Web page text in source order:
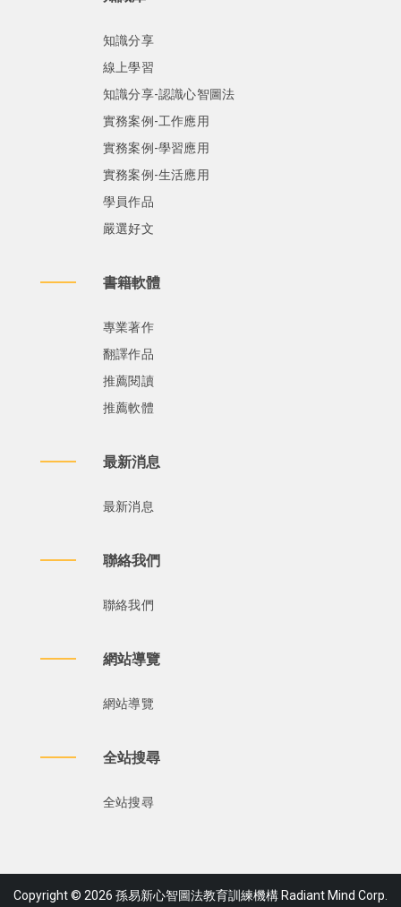
知識分享
線上學習
知識分享-認識心智圖法
實務案例-工作應用
實務案例-學習應用
實務案例-生活應用
學員作品
嚴選好文
書籍軟體
專業著作
翻譯作品
推薦閱讀
推薦軟體
最新消息
最新消息
聯絡我們
聯絡我們
網站導覽
網站導覽
全站搜尋
全站搜尋
Copyright © 2026 孫易新心智圖法教育訓練機構 Radiant Mind Corp.